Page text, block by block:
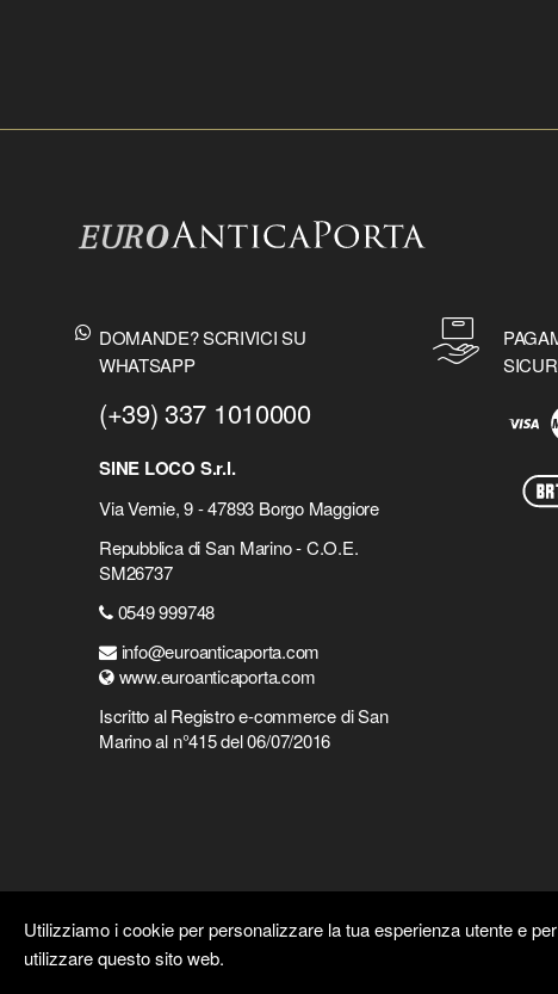
DOMANDE? SCRIVICI SU
WHATSAPP
(+39) 337 1010000
SINE LOCO S.r.l.
Via Vernie, 9 - 47893 Borgo Maggiore
Repubblica di San Marino - C.O.E.
SM26737
0549 999748
info@euroanticaporta.com
www.euroanticaporta.com
Iscritto al Registro e-commerce di San
Marino al n°415 del 06/07/2016
Utilizziamo i cookie per personalizzare la tua esperienza utente e
utilizzare questo sito web.